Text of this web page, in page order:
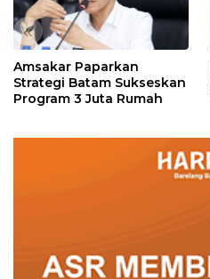
«
Amsakar Paparkan
Strategi Batam Sukseskan
Program 3 Juta Rumah